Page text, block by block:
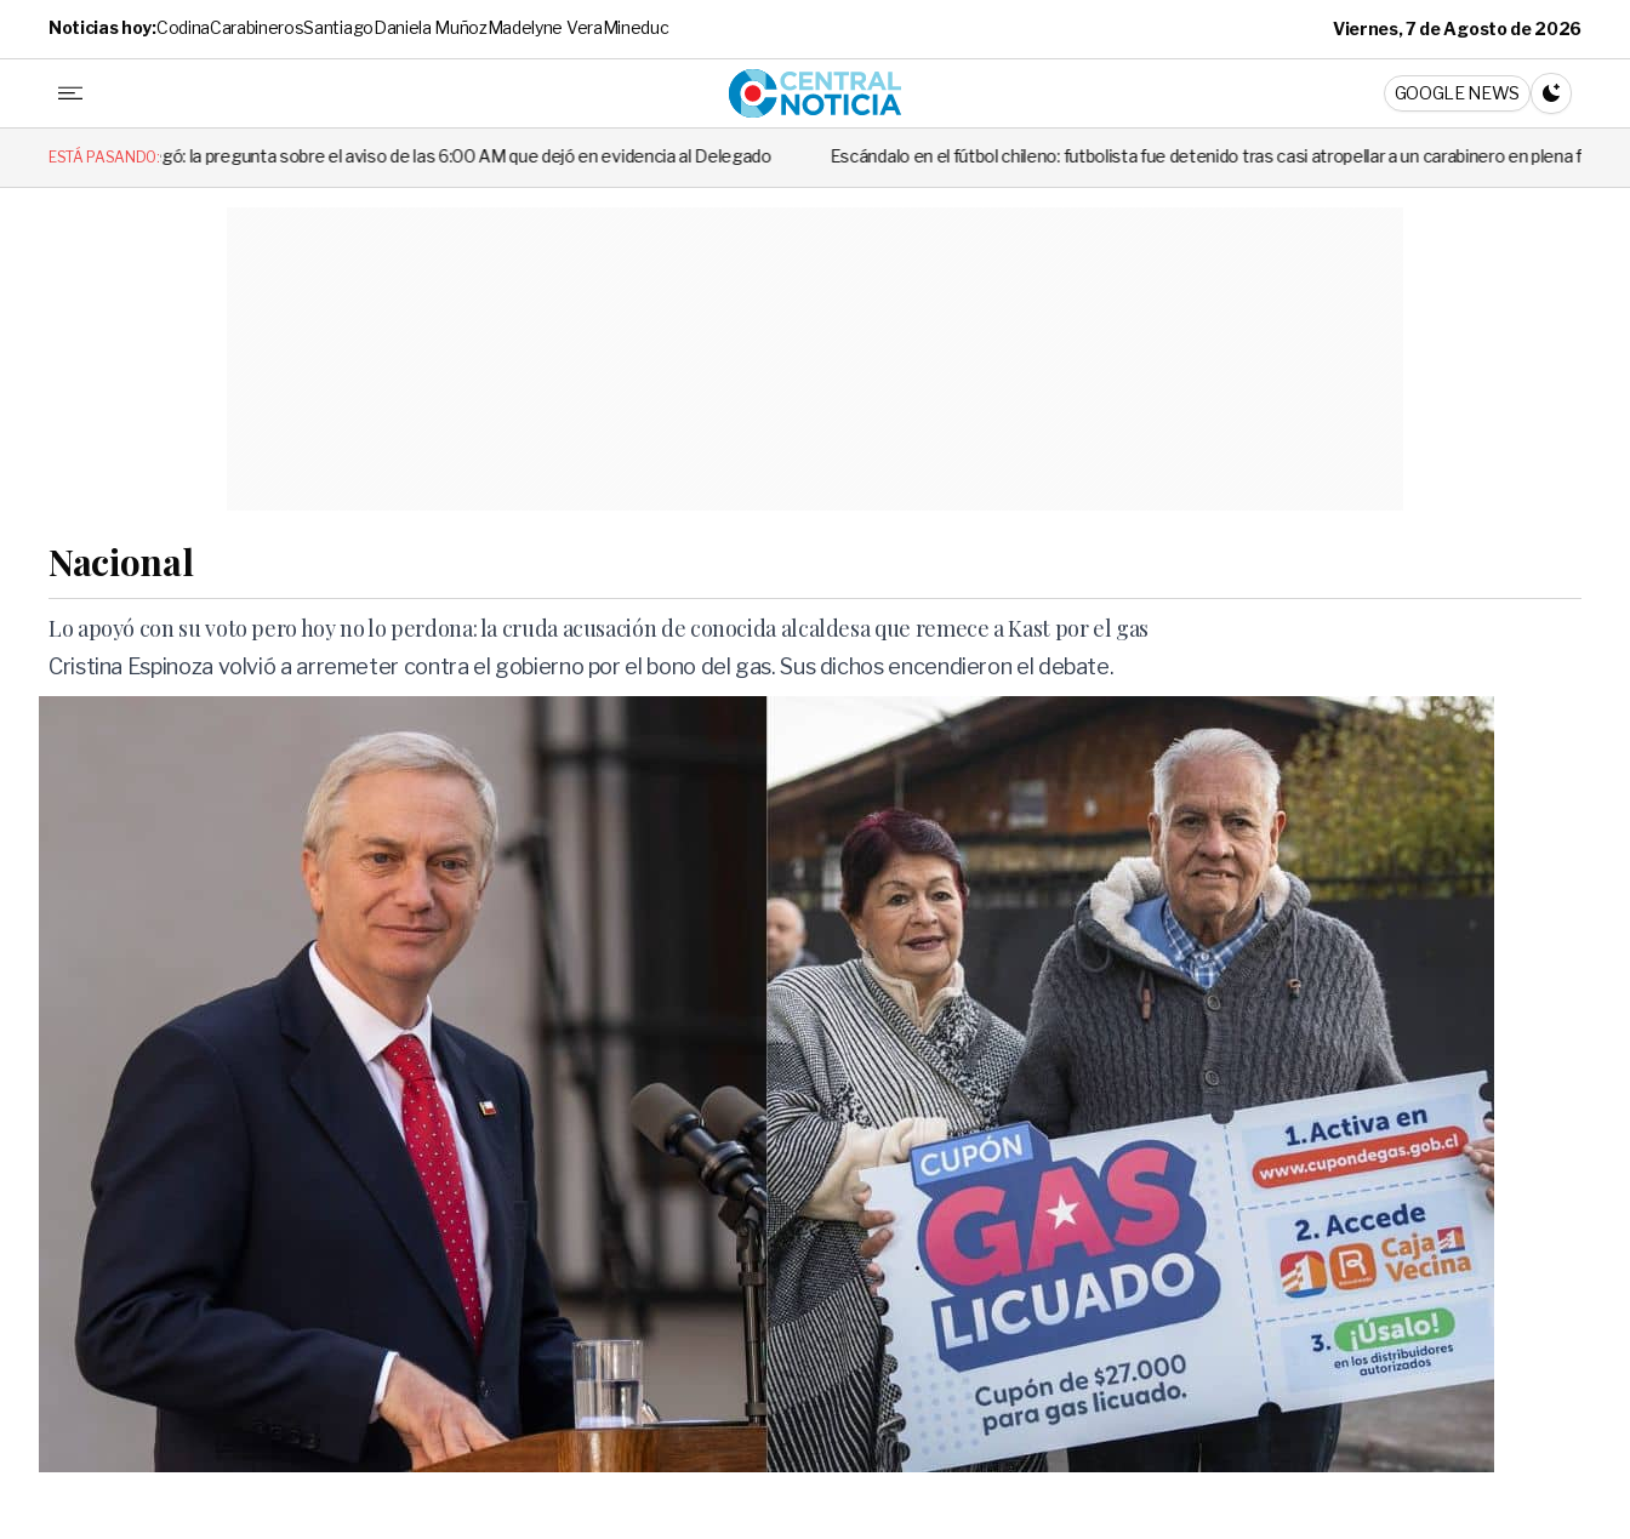
Noticias hoy:CodinaCarabinerosSantiagoDaniela MuñozMadelyne VeraMineduc Viernes, 7 de Agosto de 2026
Central Noticia
GOOGLE NEWS
CAMBIA A
ESTÁ PASANDO:
la pregunta sobre el aviso de las 6:00 AM que dejó en evidencia al Delegado Escándalo en el fútbol chileno: futbolista fue detenido tras casi atropellar a un carabinero en plena fiscalización Cortes
Nacional
Lo apoyó con su voto pero hoy no lo perdona: la cruda acusación de conocida alcaldesa que remece a Kast por el gas
Cristina Espinoza volvió a arremeter contra el gobierno por el bono del gas. Sus dichos encendieron el debate.